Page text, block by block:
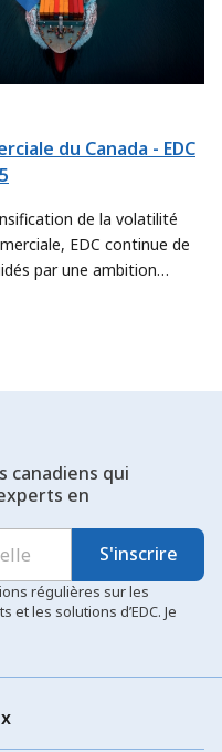
du Canada - EDC
de la volatilité
EDC continue de
par une ambition
commerciaux
à déployer leur offre à
marchés.
canadiens qui
en
S'inscrire
régulières sur les
les solutions d’EDC. Je